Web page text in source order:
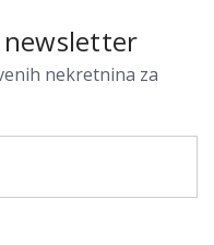
nekretnina za